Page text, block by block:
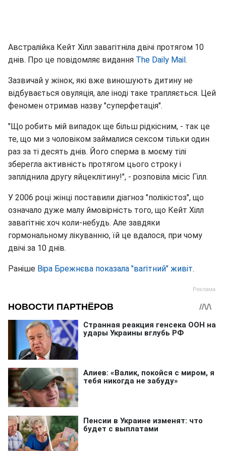
Австралійка Кейт Хілл завагітніла двічі протягом 10
днів. Про це повідомляє видання The Daily Mail.
Зазвичай у жінок, які вже виношують дитину не
відбувається овуляція, але іноді таке трапляється. Цей
феномен отримав назву "суперфетація".
"Що робить мій випадок ще більш рідкісним, - так це
те, що ми з чоловіком займалися сексом тільки один
раз за ті десять днів. Його сперма в моєму тілі
зберегла активність протягом цього строку і
запліднила другу яйцеклітину!", - розповіла місіс Гілл.
У 2006 році жінці поставили діагноз "полікістоз", що
означало дуже малу ймовірність того, що Кейт Хілл
завагітніє хоч коли-небудь. Але завдяки
гормональному лікуванню, їй це вдалося, при чому
двічі за 10 днів.
Раніше Віра Брежнєва показала "вагітний" живіт.